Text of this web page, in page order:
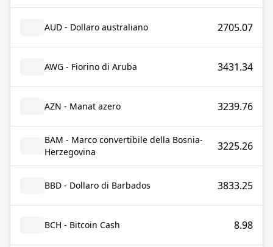
AUD - Dollaro australiano 2705.07
AWG - Fiorino di Aruba 3431.34
AZN - Manat azero 3239.76
BAM - Marco convertibile della Bosnia-
Herzegovina
3225.26
BBD - Dollaro di Barbados 3833.25
BCH - Bitcoin Cash 8.98